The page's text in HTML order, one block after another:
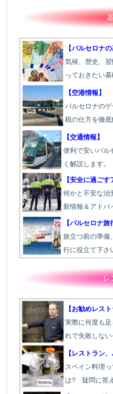
【バルセロナの
気候、歴史、
っておきたい基
【空港情報】
バルセロナの
税の仕方を徹底
【交通情報】
便利で安いバル
く解説します。
【安全に過ごす
何かと不安な治
新情報＆アドバ
【バルセロナ旅
旅立つ前の準備
行に役立て下さ
レ
【お勧めレス
実際に何度も
れで失敗しない
【レストラン
スペイン料理
は? 疑問に答